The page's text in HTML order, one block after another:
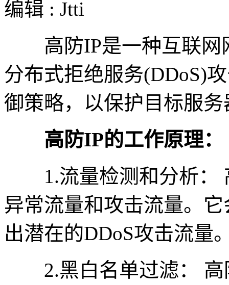
编辑 : Jtti
高防IP是一种互联网
分布式拒绝服务(DDoS)
御策略，以保护目标服
高防IP的工作原理：
1.流量检测和分析：
异常流量和攻击流量。
出潜在的DDoS攻击流量
2.黑白名单过滤： 高